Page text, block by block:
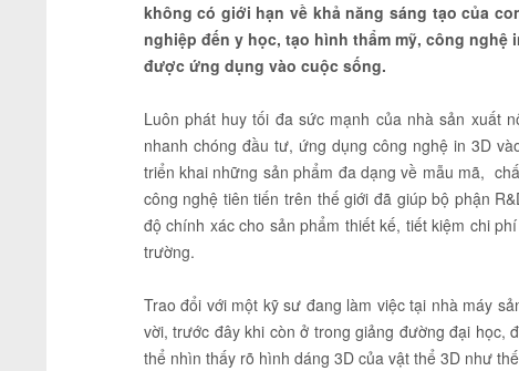
không có giới hạn về khả năng sáng tạo của
nghiệp đến y học, tạo hình thẩm mỹ, công
được ứng dụng vào cuộc sống.
Luôn phát huy tối đa sức mạnh của nhà sản xuất
nhanh chóng đầu tư, ứng dụng công nghệ in 3D
triển khai những sản phẩm đa dạng về mẫu mã,
công nghệ tiên tiến trên thế giới đã giúp bộ phận
độ chính xác cho sản phẩm thiết kế, tiết kiệm chi
trường.
Trao đổi với một kỹ sư đang làm việc tại nhà máy
vời, trước đây khi còn ở trong giảng đường đại học,
thể nhìn thấy rõ hình dáng 3D của vật thể 3D như